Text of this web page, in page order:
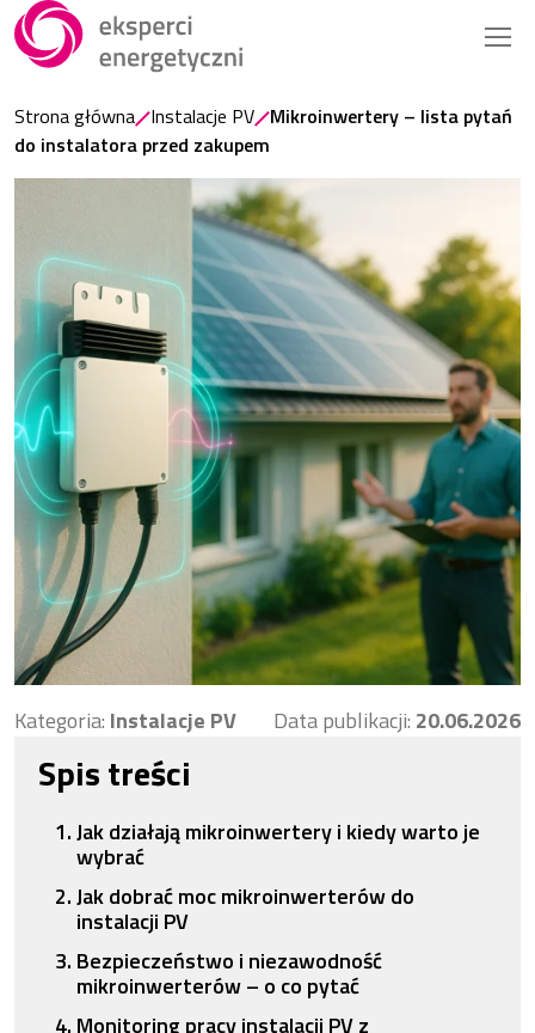
Strona główna Instalacje PV Mikroinwertery – lista pytań
do instalatora przed zakupem
Kategoria: Instalacje PV Data publikacji: 20.06.2026
Spis treści
Jak działają mikroinwertery i kiedy warto je
wybrać
Jak dobrać moc mikroinwerterów do
instalacji PV
Bezpieczeństwo i niezawodność
mikroinwerterów – o co pytać
Monitoring pracy instalacji PV z